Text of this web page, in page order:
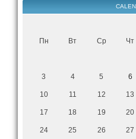
Пн Вт Ср Чт
3 4 5 6
10 11 12 13
17 18 19 20
24 25 26 27